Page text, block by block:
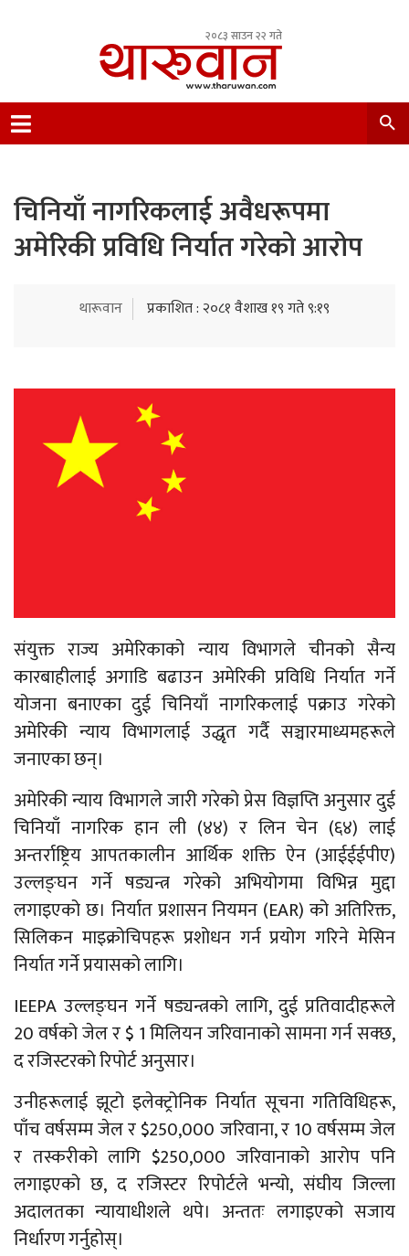
२०८३ साउन २२ गते
Nepal.
चिनियाँ नागरिकलाई अवैधरूपमा
अमेरिकी प्रविधि निर्यात गरेको आरोप
थारूवान प्रकाशित : २०८१ वैशाख १९ गते ९:१९
संयुक्त राज्य अमेरिकाको न्याय विभागले चीनको सैन्य
कारबाहीलाई अगाडि बढाउन अमेरिकी प्रविधि निर्यात गर्ने
योजना बनाएका दुई चिनियाँ नागरिकलाई पक्राउ गरेको
अमेरिकी न्याय विभागलाई उद्धृत गर्दै सञ्चारमाध्यमहरूले
जनाएका छन्।
अमेरिकी न्याय विभागले जारी गरेको प्रेस विज्ञप्ति अनुसार दुई
चिनियाँ नागरिक हान ली (४४) र लिन चेन (६४) लाई
अन्तर्राष्ट्रिय आपतकालीन आर्थिक शक्ति ऐन (आईईईपीए)
उल्लङ्घन गर्ने षड्यन्त्र गरेको अभियोगमा विभिन्न मुद्दा
लगाइएको छ। निर्यात प्रशासन नियमन (EAR) को अतिरिक्त,
सिलिकन माइक्रोचिपहरू प्रशोधन गर्न प्रयोग गरिने मेसिन
निर्यात गर्ने प्रयासको लागि।
IEEPA उल्लङ्घन गर्ने षड्यन्त्रको लागि, दुई प्रतिवादीहरूले
20 वर्षको जेल र $ 1 मिलियन जरिवानाको सामना गर्न सक्छ,
द रजिस्टरको रिपोर्ट अनुसार।
उनीहरूलाई झूटो इलेक्ट्रोनिक निर्यात सूचना गतिविधिहरू,
पाँच वर्षसम्म जेल र $250,000 जरिवाना, र 10 वर्षसम्म जेल
र तस्करीको लागि $250,000 जरिवानाको आरोप पनि
लगाइएको छ, द रजिस्टर रिपोर्टले भन्यो, संघीय जिल्ला
अदालतका न्यायाधीशले थपे। अन्ततः लगाइएको सजाय
निर्धारण गर्नुहोस्।